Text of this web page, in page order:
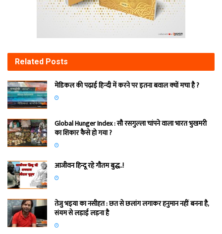
Related Posts
मेडिकल की पढ़ाई हिन्‍दी में करने पर इतना बवाल क्‍यों मचा है ?
Global Hunger Index : सौ रसगुल्‍ला चांपने वाला भारत भुखमरी
का शिकार कैसे हो गया ?
आजीवन हिन्दू रहे गौतम बुद्ध..!
तेजु भइया का नसीहत : छत से छलांग लगाकर हनुमान नहीं बनना है,
संयम से लड़ाई लड़ना है